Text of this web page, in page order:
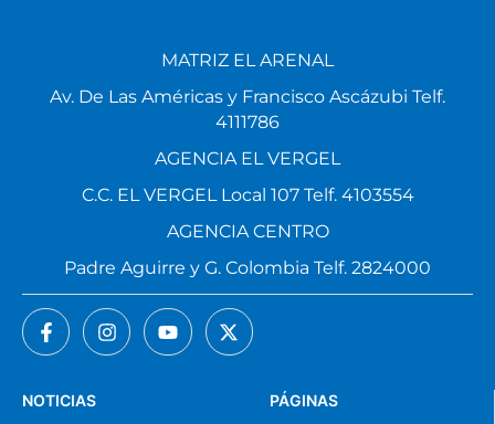
PÁGINAS
NOTICIAS
MATRIZ EL ARENAL
Av. De Las Américas y Francisco Ascázubi Telf.
4111786
AGENCIA EL VERGEL
C.C. EL VERGEL Local 107 Telf. 4103554
AGENCIA CENTRO
Padre Aguirre y G. Colombia Telf. 2824000